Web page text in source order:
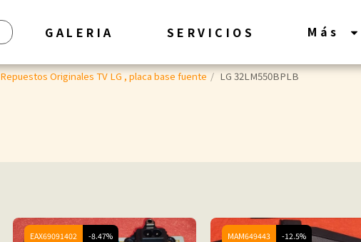
GALERIA SERVICIOS Más
Repuestos Originales TV LG , placa base fuente LG 32LM550BPLB
EAX69091402 -8.47% MAM649443 -12.5%